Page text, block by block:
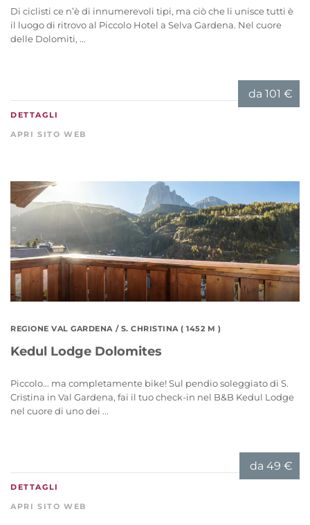
Di ciclisti ce n’è di innumerevoli tipi, ma ciò che li unisce tutti è
il luogo di ritrovo al Piccolo Hotel a Selva Gardena. Nel cuore
delle Dolomiti, ...
da 101 €
DETTAGLI
APRI SITO WEB
REGIONE VAL GARDENA / S. CHRISTINA ( 1452 M )
Kedul Lodge Dolomites
Piccolo... ma completamente bike! Sul pendio soleggiato di S.
Cristina in Val Gardena, fai il tuo check-in nel B&B Kedul Lodge
nel cuore di uno dei ...
da 49 €
DETTAGLI
APRI SITO WEB